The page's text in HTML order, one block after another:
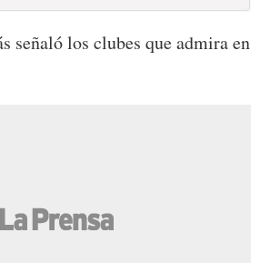
señaló los clubes que admira en